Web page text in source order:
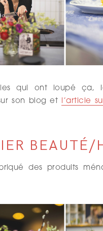
qui ont loupé ça,
son blog et
l’article
BEAUTÉ/
des produits